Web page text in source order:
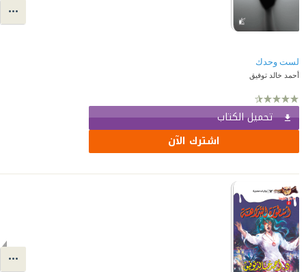
لست وحدك
أحمد خالد توفيق
تحميل الكتاب
اشترك الآن